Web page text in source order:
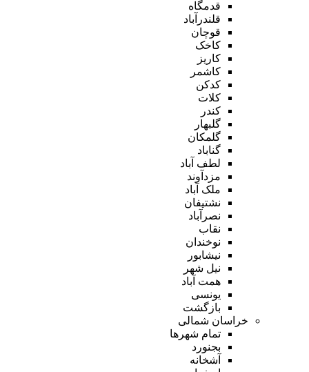
قدمگاه
قلندرآباد
قوچان
کاخک
کاریز
کاشمر
کدکن
کلات
کندر
گلبهار
گلمکان
گناباد
لطف آباد
مزدآوند
ملک آباد
نشتیفان
نصرآباد
نقاب
نوخندان
نیشابور
نیل شهر
همت آباد
یونسی
بازگشت
خراسان شمالی
تمام شهر‌ها
بجنورد
آشخانه